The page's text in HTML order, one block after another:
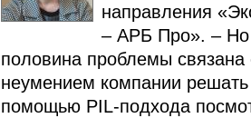
направления
– АРБ Про». – Но
половина проблемы связана
неумением компании
помощью PIL-подхода